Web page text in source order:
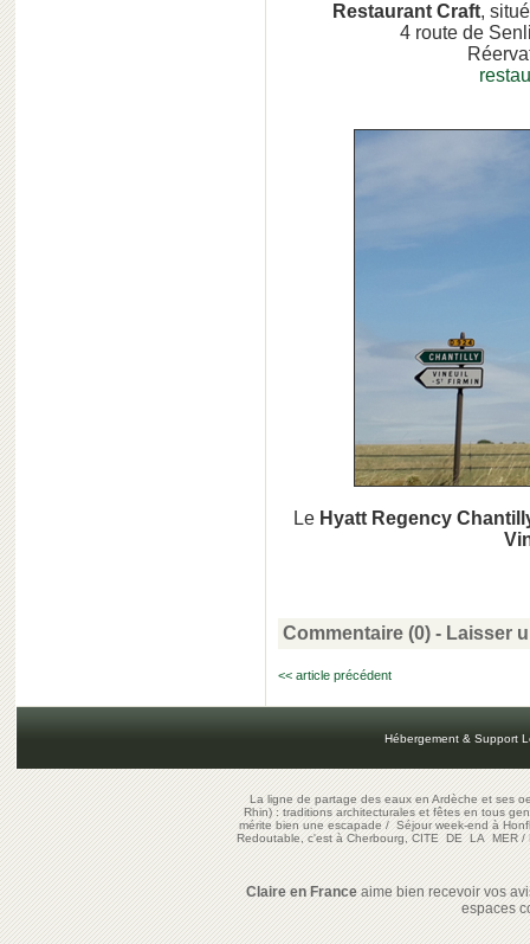
Restaurant Craft,
4 route de
Le Hyatt Regency
Commentaire (0) - Laisser
<< article précédent
Hébergement & Support
La ligne de partage des eaux en Ardèche et ses
Rhin) : traditions architecturales et fêtes en tous
mérite bien une escapade/Séjour week-end à
Redoutable, c'est à Cherbourg, CITE DE LA MER/
Claire en Franceaime bien recevoir vos
espaces